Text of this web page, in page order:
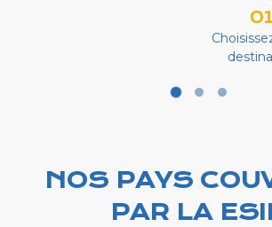
01
NOS PAYS
PAR LA